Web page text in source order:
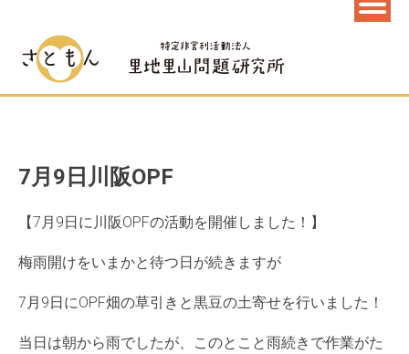
7月9日川阪OPF
【7月9日に川阪OPFの活動を開催しました！】
梅雨開けをいまかと待つ日が続きますが
7月9日にOPF畑の草引きと黒豆の土寄せを行いました！
当日は朝から雨でしたが、このとこと雨続きで作業がた